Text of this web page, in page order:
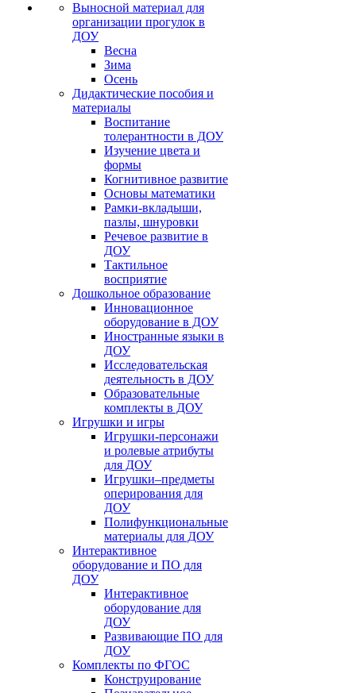
Выносной материал для
организации прогулок в
ДОУ
Весна
Зима
Осень
Дидактические пособия и
материалы
Воспитание
толерантности в ДОУ
Изучение цвета и
формы
Когнитивное развитие
Основы математики
Рамки-вкладыши,
пазлы, шнуровки
Речевое развитие в
ДОУ
Тактильное
восприятие
Дошкольное образование
Инновационное
оборудование в ДОУ
Иностранные языки в
ДОУ
Исследовательская
деятельность в ДОУ
Образовательные
комплекты в ДОУ
Игрушки и игры
Игрушки-персонажи
и ролевые атрибуты
для ДОУ
Игрушки–предметы
оперирования для
ДОУ
Полифункциональные
материалы для ДОУ
Интерактивное
оборудование и ПО для
ДОУ
Интерактивное
оборудование для
ДОУ
Развивающие ПО для
ДОУ
Комплекты по ФГОС
Конструирование